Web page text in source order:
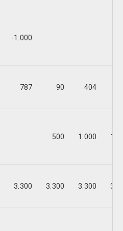
-1.000
787 90 404
500 1.000
3.300 3.300 3.300